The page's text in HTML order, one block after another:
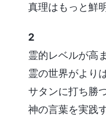
真理はもっと鮮
2
霊的レベルが高
霊の世界がより
サタンに打ち勝
神の言葉を実践